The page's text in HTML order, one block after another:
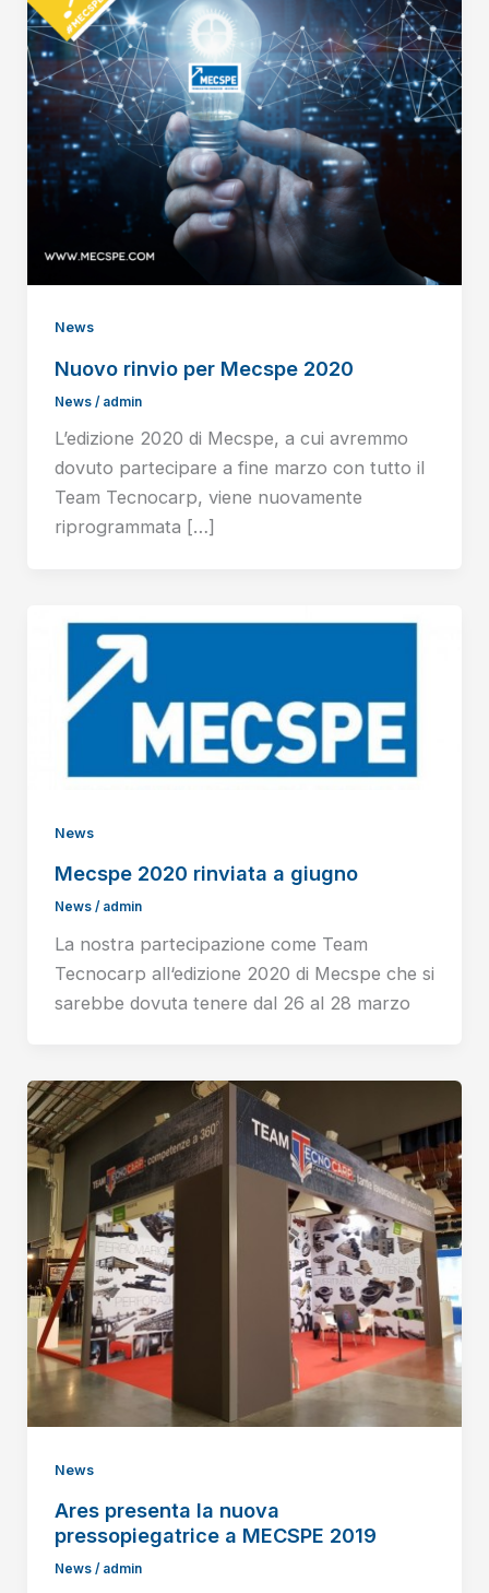
News
Nuovo rinvio per Mecspe 2020
News/ admin
L’edizione 2020 di Mecspe, a cui avremmo
dovuto partecipare a fine marzo con tutto il
Team Tecnocarp, viene nuovamente
riprogrammata […]
News
Mecspe 2020 rinviata a giugno
News/ admin
La nostra partecipazione come Team
Tecnocarp all‘edizione 2020 di Mecspe che si
sarebbe dovuta tenere dal 26 al 28 marzo
News
Ares presenta la nuova
pressopiegatrice a MECSPE 2019
News/ admin